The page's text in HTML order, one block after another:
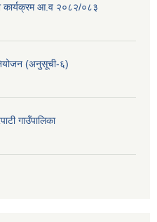
कार्यक्रम आ.व २०८२/०८३
(अनुसूची-६)
गाउँपालिका